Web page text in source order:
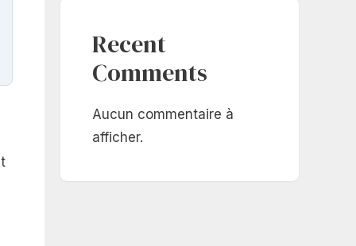
Recent
Comments
Aucun commentaire à
afficher.